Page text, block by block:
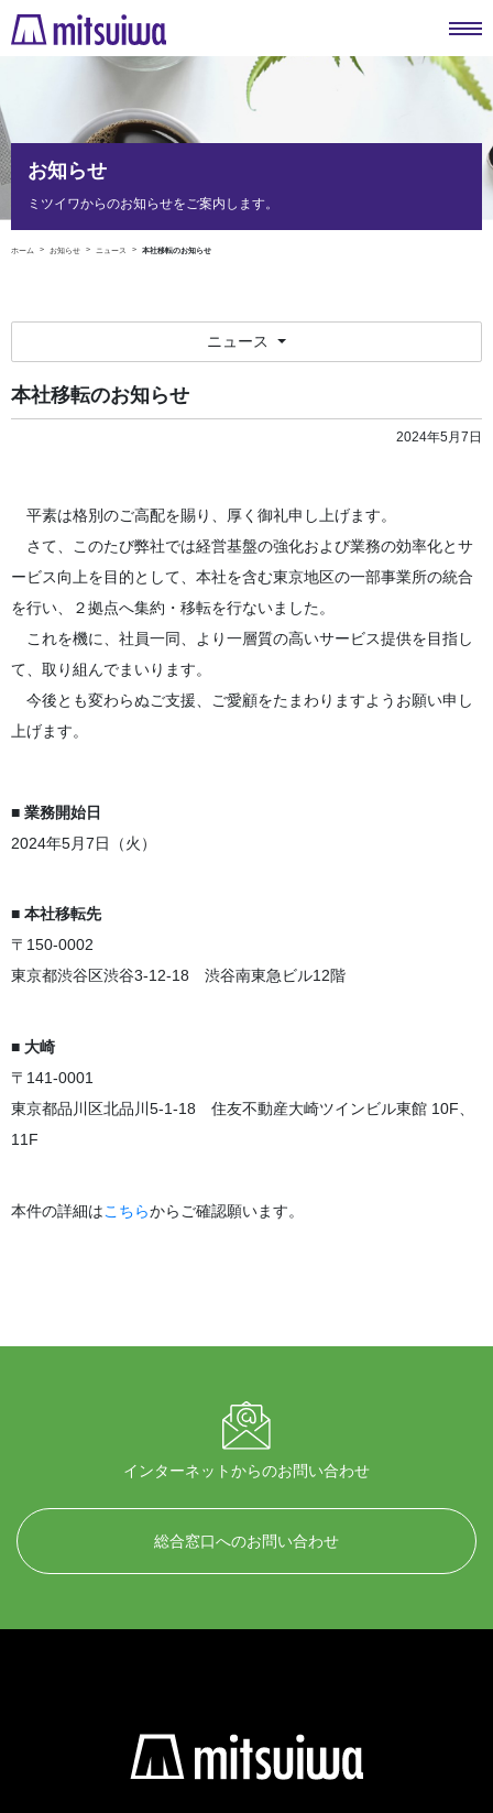
ホーム お知らせ ニュース 本社移転のお知らせ
お知らせ
ミツイワからのお知らせをご案内します。
本社移転のお知らせ
2024年5月7日
平素は格別のご高配を賜り、厚く御礼申し上げます。
さて、このたび弊社では経営基盤の強化および業務の効率化とサ
ービス向上を目的として、本社を含む東京地区の一部事業所の統合
を行い、２拠点へ集約・移転を行ないました。
これを機に、社員一同、より一層質の高いサービス提供を目指し
て、取り組んでまいります。
今後とも変わらぬご支援、ご愛顧をたまわりますようお願い申し
上げます。
■ 業務開始日
2024年5月7日（火）
■ 本社移転先
〒150-0002
東京都渋谷区渋谷3-12-18 渋谷南東急ビル12階
■ 大崎
〒141-0001
東京都品川区北品川5-1-18 住友不動産大崎ツインビル東館 10F、
11F
本件の詳細はこちらからご確認願います。
ニュース
インターネットからのお問い合わせ
総合窓口へのお問い合わせ